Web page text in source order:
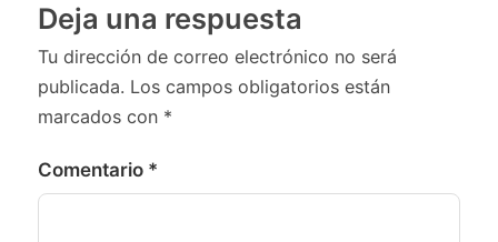
Deja una respuesta
Tu dirección de correo electrónico no será
publicada. Los campos obligatorios están
marcados con *
Comentario *